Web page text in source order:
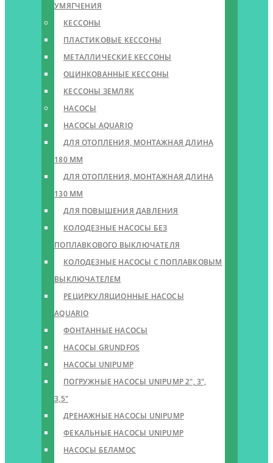
УМЯГЧЕНИЯ
КЕССОНЫ
ПЛАСТИКОВЫЕ КЕССОНЫ
МЕТАЛЛИЧЕСКИЕ КЕССОНЫ
ОЦИНКОВАННЫЕ КЕССОНЫ
КЕССОНЫ ЗЕМЛЯК
НАСОСЫ
НАСОСЫ AQUARIO
ДЛЯ ОТОПЛЕНИЯ, МОНТАЖНАЯ ДЛИНА
180 ММ
ДЛЯ ОТОПЛЕНИЯ, МОНТАЖНАЯ ДЛИНА
130 ММ
ДЛЯ ПОВЫШЕНИЯ ДАВЛЕНИЯ
КОЛОДЕЗНЫЕ НАСОСЫ БЕЗ
ПОПЛАВКОВОГО ВЫКЛЮЧАТЕЛЯ
КОЛОДЕЗНЫЕ НАСОСЫ С ПОПЛАВКОВЫМ
ВЫКЛЮЧАТЕЛЕМ
РЕЦИРКУЛЯЦИОННЫЕ НАСОСЫ
AQUARIO
ФОНТАННЫЕ НАСОСЫ
НАСОСЫ GRUNDFOS
НАСОСЫ UNIPUMP
ПОГРУЖНЫЕ НАСОСЫ UNIPUMP 2″, 3″,
3,5″
ДРЕНАЖНЫЕ НАСОСЫ UNIPUMP
ФЕКАЛЬНЫЕ НАСОСЫ UNIPUMP
НАСОСЫ БЕЛАМОС